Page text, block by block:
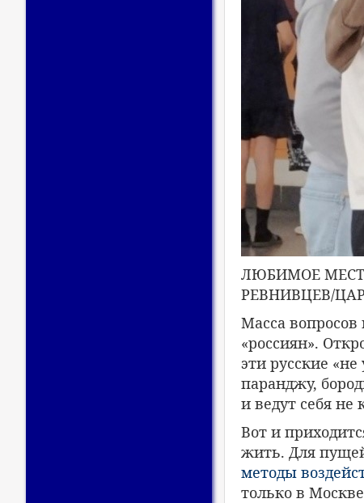
ЛЮБИМОЕ
РЕВНИВЦЕВ/
Масса
«россиян».
эти русские
паранджу,
и ведут себя
Вот и
жить. Для
методы
только в